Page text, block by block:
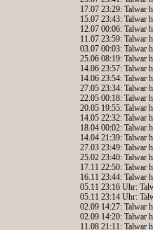
17.07 23:29: Talwar
15.07 23:43: Talwar
12.07 00:06: Talwar
11.07 23:59: Talwar
03.07 00:03: Talwar
25.06 08:19: Talwar
14.06 23:57: Talwar
14.06 23:54: Talwar
27.05 23:34: Talwar
22.05 00:18: Talwar
20.05 19:55: Talwar
14.05 22:32: Talwar
18.04 00:02: Talwar
14.04 21:39: Talwar
27.03 23:49: Talwar
25.02 23:40: Talwar
17.11 22:50: Talwar
16.11 23:44: Talwar
05.11 23:16 Uhr:
05.11 23:14 Uhr:
02.09 14:27: Talwar
02.09 14:20: Talwar
11.08 21:11: Talwar